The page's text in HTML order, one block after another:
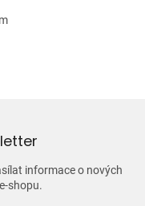
informace o nových
shopu.